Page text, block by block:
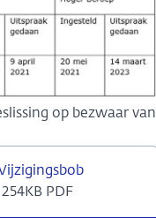
op bezwaar van
254KB PDF